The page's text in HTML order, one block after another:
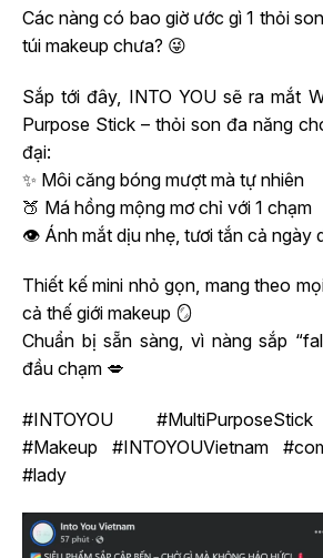
Các nàng có bao giờ ước gì 1 thỏi
túi makeup chưa? 😜
Sắp tới đây, INTO YOU sẽ ra mắt
Purpose Stick – thỏi son đa năng
đại:
✨ Môi căng bóng mượt mà tự nhiên
🍑 Má hồng mộng mơ chỉ với 1 chạm
👁️ Ánh mắt dịu nhẹ, tươi tắn cả ngày
Thiết kế mini nhỏ gọn, mang theo
cả thế giới makeup 🪞
Chuẩn bị sẵn sàng, vì nàng sắp
đầu chạm 💋
#INTOYOU
#Makeup #INTOYOUVietnam
#lady